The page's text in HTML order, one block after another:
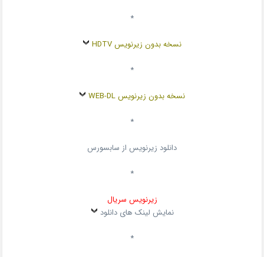
*
نسخه بدون زیرنویس HDTV
*
نسخه بدون زیرنویس WEB-DL
*
دانلود زیرنویس از سابسورس
*
زیرنویس سریال
نمایش لینک های دانلود
*